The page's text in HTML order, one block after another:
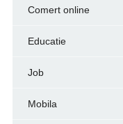
Comert online
Educatie
Job
Mobila